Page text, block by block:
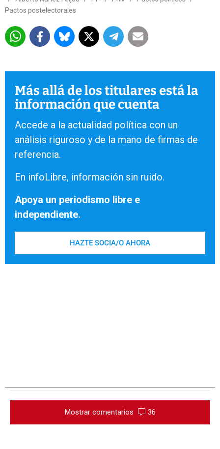
Pactos postelectorales
Más allá de los titulares está la
información que cuenta
Accede a la actualidad política con un
análisis riguroso y de la mano de firmas de
referencia.
En infoLibre, información sin ruido.
Apoya un periodismo libre e
independiente.
HAZTE SOCIA/O AHORA
Mostrar comentarios 36